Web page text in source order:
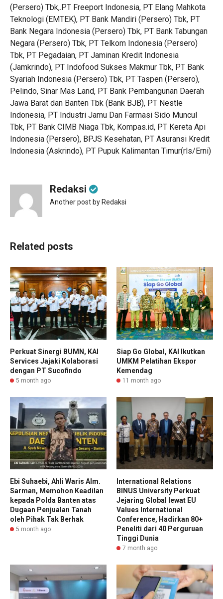
(Persero) Tbk,.PT Freeport Indonesia, PT Elang Mahkota
Teknologi (EMTEK), PT Bank Mandiri (Persero) Tbk, PT
Bank Negara Indonesia (Persero) Tbk, PT Bank Tabungan
Negara (Persero) Tbk, PT Telkom Indonesia (Persero)
Tbk, PT Pegadaian, PT Jaminan Kredit Indonesia
(Jamkrindo), PT Indofood Sukses Makmur Tbk, PT Bank
Syariah Indonesia (Persero) Tbk, PT Taspen (Persero),
Pelindo, Sinar Mas Land, PT Bank Pembangunan Daerah
Jawa Barat dan Banten Tbk (Bank BJB), PT Nestle
Indonesia, PT Industri Jamu Dan Farmasi Sido Muncul
Tbk, PT Bank CIMB Niaga Tbk, Kompas.id, PT Kereta Api
Indonesia (Persero), BPJS Kesehatan, PT Asuransi Kredit
Indonesia (Askrindo), PT Pupuk Kalimantan Timur(rls/Erni)
Redaksi
Another post by Redaksi
Related posts
Perkuat Sinergi BUMN, KAI
Services Jajaki Kolaborasi
dengan PT Sucofindo
5 month ago
Siap Go Global, KAI Ikutkan
UMKM Pelatihan Ekspor
Kemendag
11 month ago
Ebi Suhaebi, Ahli Waris Alm.
Sarman, Memohon Keadilan
kepada Polda Banten atas
Dugaan Penjualan Tanah
oleh Pihak Tak Berhak
5 month ago
International Relations
BINUS University Perkuat
Jejaring Global lewat EU
Values International
Conference, Hadirkan 80+
Peneliti dari 40 Perguruan
Tinggi Dunia
7 month ago